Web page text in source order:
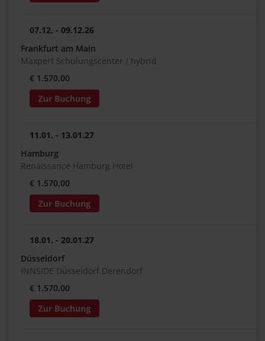
07.12. - 09.12.26
Frankfurt am Main
Maxpert Schulungscenter / hybrid
€ 1.570,00
11.01. - 13.01.27
Hamburg
Renaissance Hamburg Hotel
€ 1.570,00
18.01. - 20.01.27
Düsseldorf
INNSIDE Düsseldorf Derendorf
€ 1.570,00